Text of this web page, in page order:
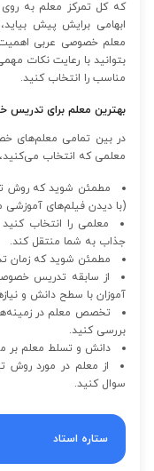
که کل تمرکز معلم به
ابهامی برایش پیش
معلم خصوصی عربی اهمیت
بتوانید با رعایت نکات
مناسب را انتخاب کنید.
بهترین معلم برای
در بین تمامی معلم‌های
معلمی که انتخاب می‌کنید،
مطمئن شوید که روش
(با دیدن فیلم‌های آموزشی
معلمی را انتخاب
جذاب به شما منتقل کند.
مطمئن شوید که زمان
از سابقه تدریس
آموزان با سطح دانش و
تخصص معلم در
بررسی کنید.
دانش و تسلط معلم بر
از معلم در مورد روش
سوال کنید.
ستاره استاد